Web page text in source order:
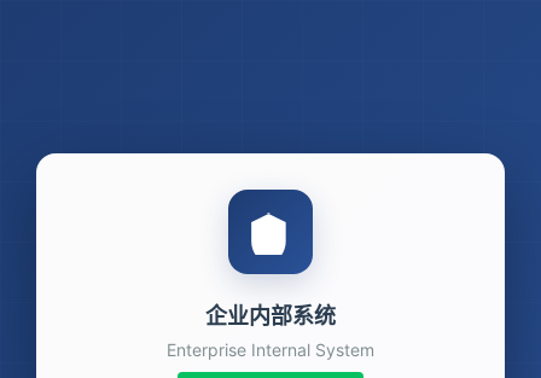
企业内部系统
Enterprise Internal System